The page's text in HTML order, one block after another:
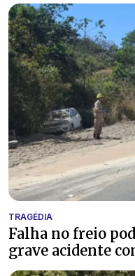
TRAGÉDIA
Falha no freio
grave acidente